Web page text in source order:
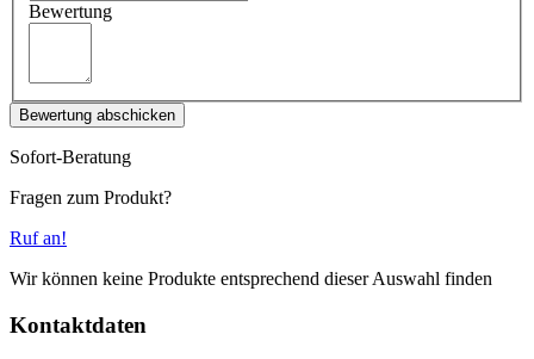
Bewertung
Bewertung abschicken
Sofort-Beratung
Fragen zum Produkt?
Ruf an!
Wir können keine Produkte entsprechend dieser Auswahl finden
Kontaktdaten